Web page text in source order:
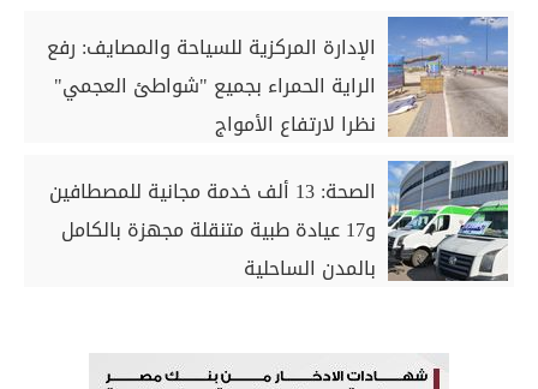
الإدارة المركزية للسياحة والمصايف: رفع
الراية الحمراء بجميع "شواطئ العجمي"
نظرا لارتفاع الأمواج
الصحة: 13 ألف خدمة مجانية للمصطافين
و17 عيادة طبية متنقلة مجهزة بالكامل
بالمدن الساحلية